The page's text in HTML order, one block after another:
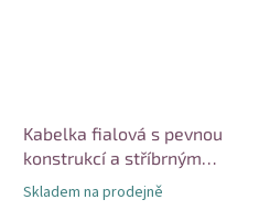
Kabelka fialová s pevnou
konstrukcí a stříbrným
kováním
Skladem na prodejně